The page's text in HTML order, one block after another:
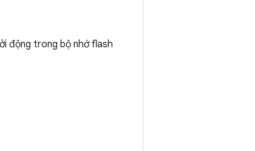
động trong bộ nhớ flash